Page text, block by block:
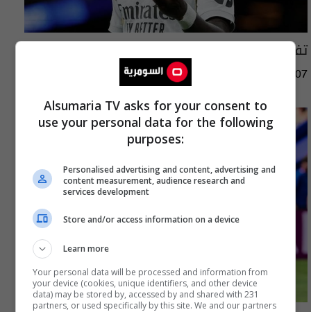
تفاصيل عقد فينيسيوس مع ريال مدريد
05:43 | 2026-08-07
Alsumaria TV asks for your consent to
use your personal data for the following
purposes:
Personalised advertising and content, advertising and
content measurement, audience research and
services development
Store and/or access information on a device
Learn more
Your personal data will be processed and information from
your device (cookies, unique identifiers, and other device
data) may be stored by, accessed by and shared with 231
partners, or used specifically by this site. We and our partners